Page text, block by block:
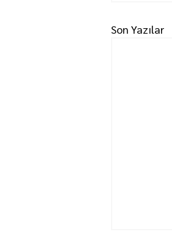
Son Yazılar